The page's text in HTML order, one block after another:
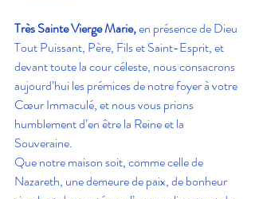
Très Sainte Vierge Marie, en présence de Dieu
Tout Puissant, Père, Fils et Saint-Esprit, et
devant toute la cour céleste, nous consacrons
aujourd’hui les prémices de notre foyer à votre
Cœur Immaculé, et nous vous prions
humblement d’en être la Reine et la
Souveraine.
Que notre maison soit, comme celle de
Nazareth, une demeure de paix, de bonheur